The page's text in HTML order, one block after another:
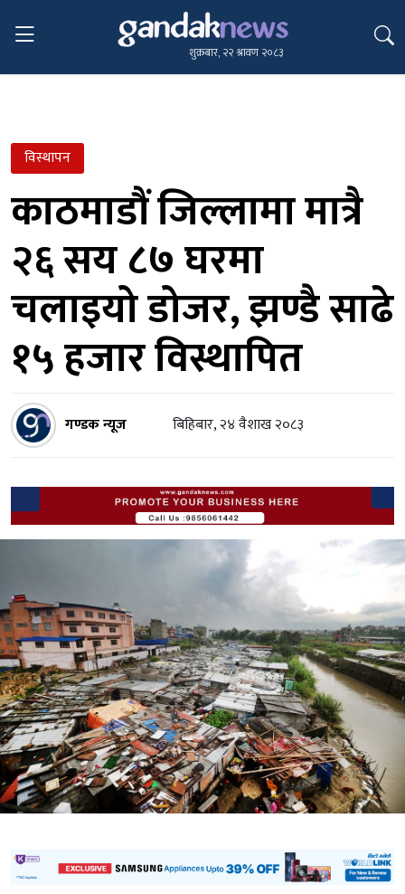
शुक्रबार, २२ श्रावण २०८३
विस्थापन
काठमाडौं जिल्लामा मात्रै
२६ सय ८७ घरमा
चलाइयो डोजर, झण्डै साढे
१५ हजार विस्थापित
गण्डक न्यूज बिहिबार, २४ वैशाख २०८३